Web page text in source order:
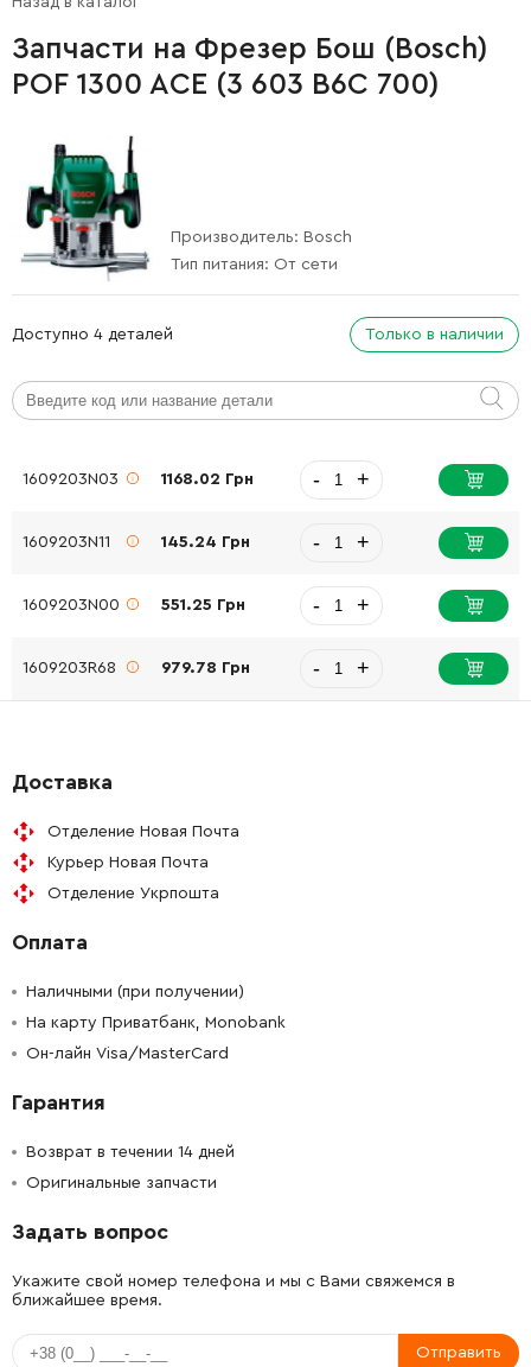
Запчасти на Фрезер Бош (Bosch)
POF 1300 ACE (3 603 B6C 700)
Производитель: Bosch
Тип питания: От сети
Доступно 4 деталей Только в наличии
1609203N03 1168.02 Грн - +
1609203N11 145.24 Грн - +
1609203N00 551.25 Грн - +
1609203R68 979.78 Грн - +
Доставка
Отделение Новая Почта
Курьер Новая Почта
Отделение Укрпошта
Оплата
Наличными (при получении)
На карту Приватбанк, Monobank
Он-лайн Visa/MasterCard
Гарантия
Возврат в течении 14 дней
Оригинальные запчасти
Задать вопрос
Укажите свой номер телефона и мы с Вами свяжемся в
ближайшее время.
Отправить